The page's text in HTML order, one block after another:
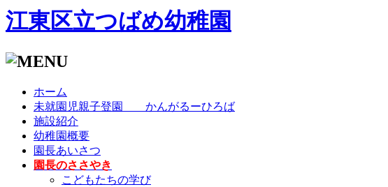
江東区立つばめ幼稚園
ホーム
未就園児親子登園 かんがるーひろば
施設紹介
幼稚園概要
園長あいさつ
園長のささやき
こどもたちの学び